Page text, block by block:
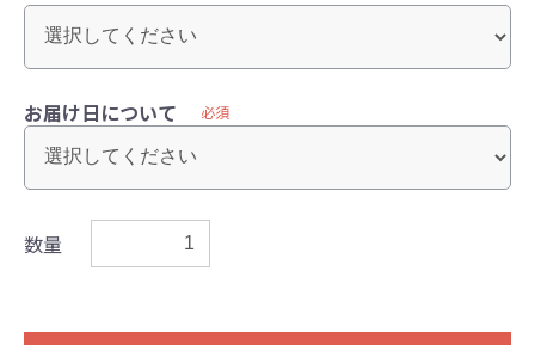
お届け日について 必須
数量